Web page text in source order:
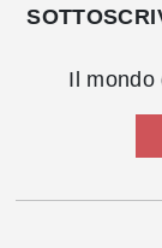
Il mondo